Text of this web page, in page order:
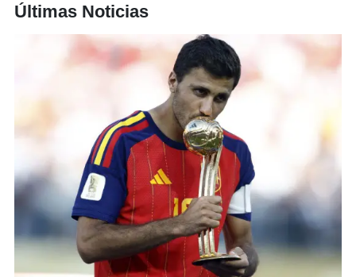
Últimas Noticias